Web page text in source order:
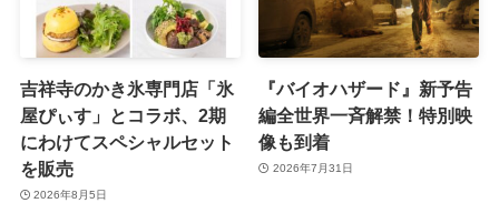
吉祥寺のかき氷専門店「氷
屋ぴぃす」とコラボ、2期
にわけてスペシャルセット
を販売
2026年8月5日
『バイオハザード』新予告
編全世界一斉解禁！特別映
像も到着
2026年7月31日